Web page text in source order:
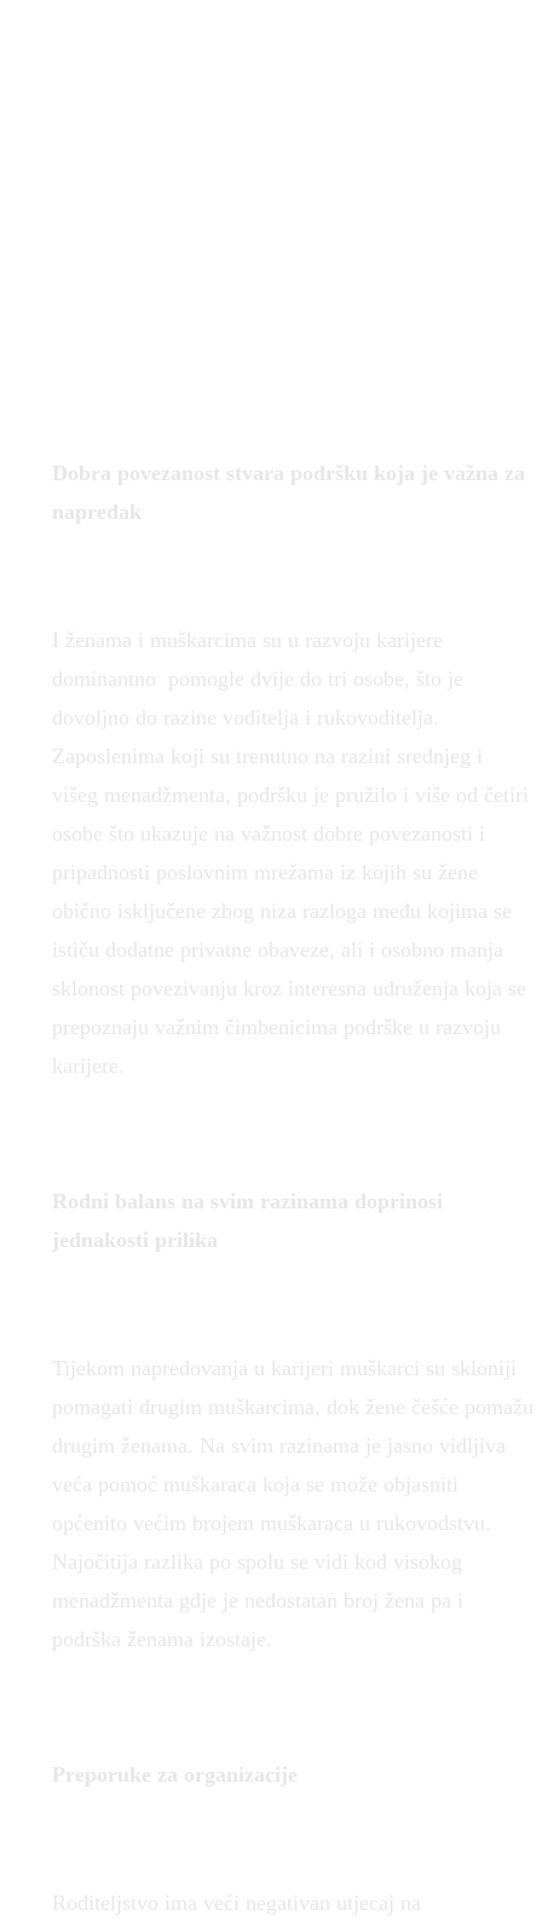
Dobra povezanost stvara podršku koja je važna za
napredak
I ženama i muškarcima su u razvoju karijere
dominantno pomogle dvije do tri osobe, što je
dovoljno do razine voditelja i rukovoditelja.
Zaposlenima koji su trenutno na razini srednjeg i
višeg menadžmenta, podršku je pružilo i više od četiri
osobe što ukazuje na važnost dobre povezanosti i
pripadnosti poslovnim mrežama iz kojih su žene
obično isključene zbog niza razloga među kojima se
ističu dodatne privatne obaveze, ali i osobno manja
sklonost povezivanju kroz interesna udruženja koja se
prepoznaju važnim čimbenicima podrške u razvoju
karijere.
Rodni balans na svim razinama doprinosi
jednakosti prilika
Tijekom napredovanja u karijeri muškarci su skloniji
pomagati drugim muškarcima, dok žene češće pomažu
drugim ženama. Na svim razinama je jasno vidljiva
veća pomoć muškaraca koja se može objasniti
općenito većim brojem muškaraca u rukovodstvu.
Najočitija razlika po spolu se vidi kod visokog
menadžmenta gdje je nedostatan broj žena pa i
podrška ženama izostaje.
Preporuke za organizacije
Roditeljstvo ima veći negativan utjecaj na